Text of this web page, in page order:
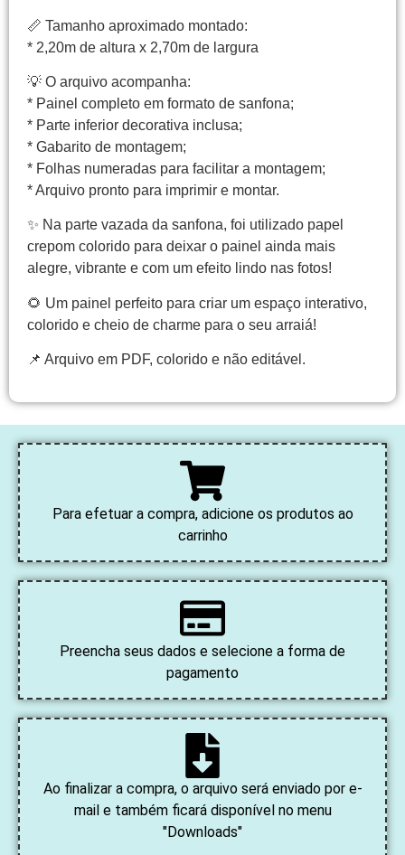
📏 Tamanho aproximado montado:
* 2,20m de altura x 2,70m de largura
💡 O arquivo acompanha:
* Painel completo em formato de sanfona;
* Parte inferior decorativa inclusa;
* Gabarito de montagem;
* Folhas numeradas para facilitar a montagem;
* Arquivo pronto para imprimir e montar.
✨ Na parte vazada da sanfona, foi utilizado papel
crepom colorido para deixar o painel ainda mais
alegre, vibrante e com um efeito lindo nas fotos!
🌻 Um painel perfeito para criar um espaço interativo,
colorido e cheio de charme para o seu arraiá!
📌 Arquivo em PDF, colorido e não editável.
Para efetuar a compra, adicione os produtos ao
carrinho
Preencha seus dados e selecione a forma de
pagamento
Ao finalizar a compra, o arquivo será enviado por e-
mail e também ficará disponível no menu
"Downloads"